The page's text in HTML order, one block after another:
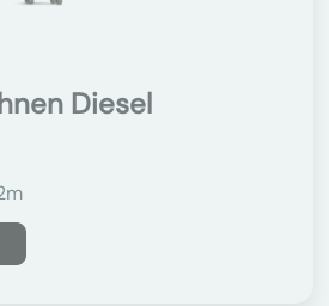
Diesel